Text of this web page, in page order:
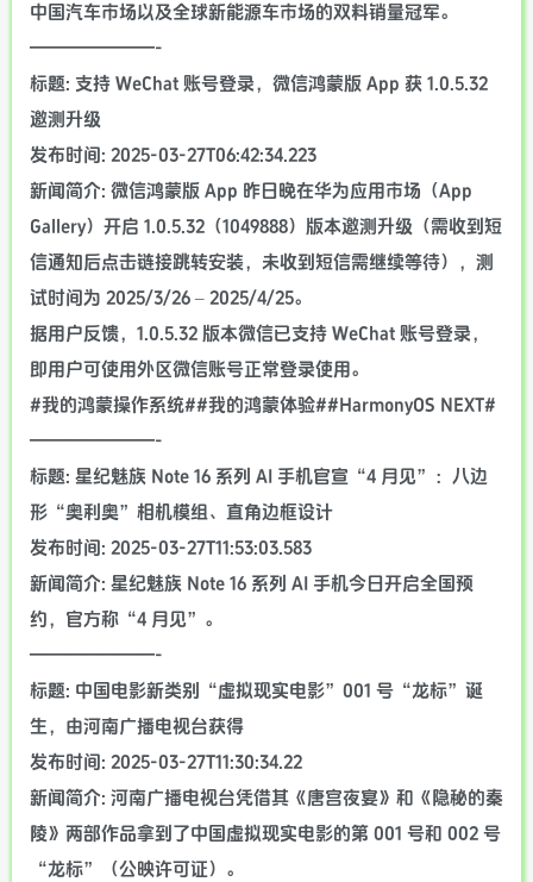
中国汽车市场以及全球新能源车市场的双料销量冠军。
———————-
标题: 支持 WeChat 账号登录，微信鸿蒙版 App 获 1.0.5.32
邀测升级
发布时间: 2025-03-27T06:42:34.223
新闻简介: 微信鸿蒙版 App 昨日晚在华为应用市场（App
Gallery）开启 1.0.5.32（1049888）版本邀测升级（需收到短
信通知后点击链接跳转安装，未收到短信需继续等待），测
试时间为 2025/3/26 – 2025/4/25。
据用户反馈，1.0.5.32 版本微信已支持 WeChat 账号登录，
即用户可使用外区微信账号正常登录使用。
#我的鸿蒙操作系统##我的鸿蒙体验##HarmonyOS NEXT#
———————-
标题: 星纪魅族 Note 16 系列 AI 手机官宣“4 月见”：八边
形“奥利奥”相机模组、直角边框设计
发布时间: 2025-03-27T11:53:03.583
新闻简介: 星纪魅族 Note 16 系列 AI 手机今日开启全国预
约，官方称“4 月见”。
———————-
标题: 中国电影新类别“虚拟现实电影”001 号“龙标”诞
生，由河南广播电视台获得
发布时间: 2025-03-27T11:30:34.22
新闻简介: 河南广播电视台凭借其《唐宫夜宴》和《隐秘的秦
陵》两部作品拿到了中国虚拟现实电影的第 001 号和 002 号
“龙标”（公映许可证）。